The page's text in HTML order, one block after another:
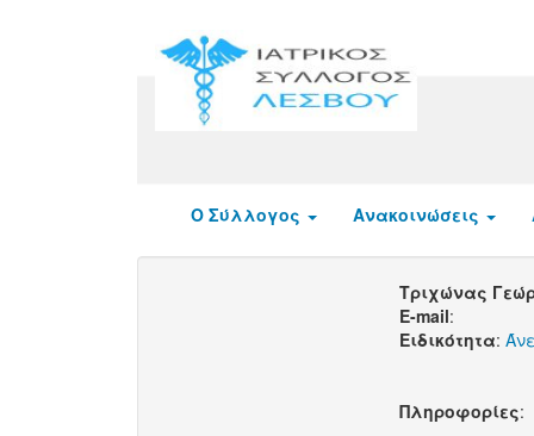
Ο Σύλλογος Ανακοινώσεις
Τριχώνας
E-mail:
Ειδικότητα:
Πληροφορίες: